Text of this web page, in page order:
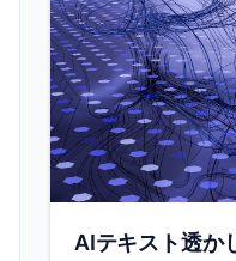
AIテキスト透か